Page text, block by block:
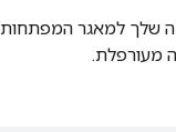
שלך למאגר המפתחות
מעורפלת.